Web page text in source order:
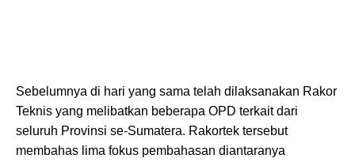
Sebelumnya di hari yang sama telah dilaksanakan Rakor
Teknis yang melibatkan beberapa OPD terkait dari
seluruh Provinsi se-Sumatera. Rakortek tersebut
membahas lima fokus pembahasan diantaranya